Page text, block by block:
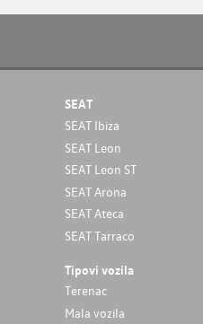
SEAT
SEAT Ibiza
SEAT Leon
SEAT Leon ST
SEAT Arona
SEAT Ateca
SEAT Tarraco
Tipovi vozila
Terenac
Mala vozila